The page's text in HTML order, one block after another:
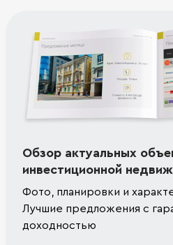
Обзор актуальных
инвестиционной
Фото, планировки и
Лучшие предложения с
доходностью